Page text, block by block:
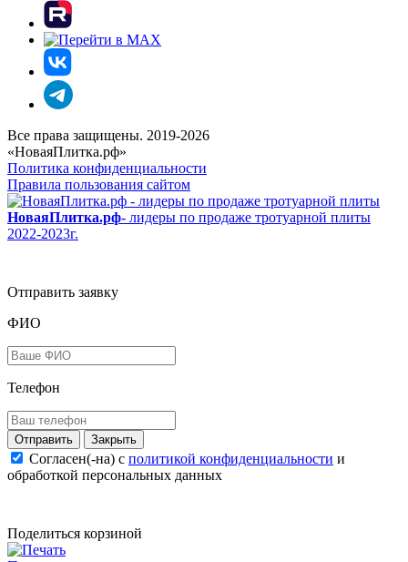
Все права защищены. 2019-2026
«НоваяПлитка.рф»
Политика конфиденциальности
Правила пользования сайтом
НоваяПлитка.рф- лидеры по продаже тротуарной плиты
2022-2023г.
Отправить заявку
ФИО
Телефон
Закрыть
Согласен(-на) c политикой конфиденциальности и
обработкой персональных данных
Поделиться корзиной